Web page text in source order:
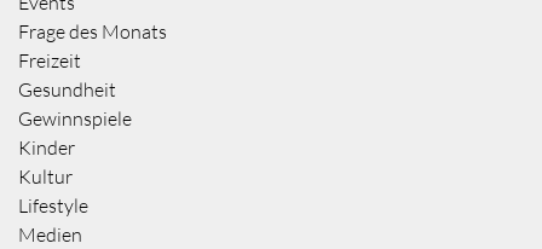
Frage des Monats
Freizeit
Gesundheit
Gewinnspiele
Kinder
Kultur
Lifestyle
Medien